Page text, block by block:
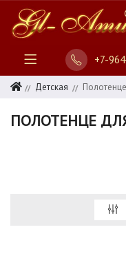
+7-
Детская
СПАЛЬНЯ
ДЕТСКАЯ
ДЛЯ
ПОЛОТЕНЦЕ